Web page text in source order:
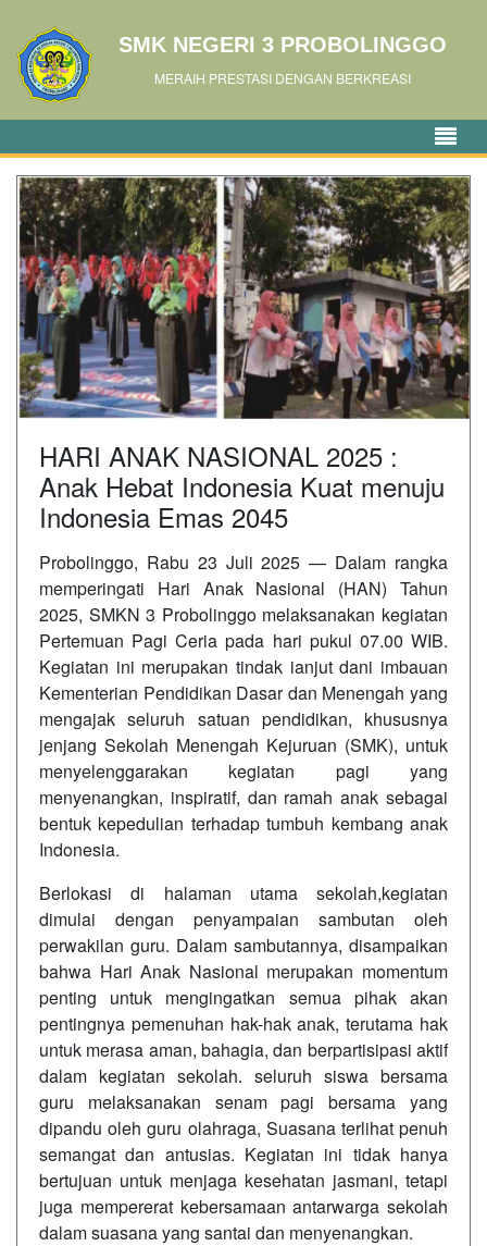
SMK NEGERI 3 PROBOLINGGO
MERAIH PRESTASI DENGAN BERKREASI
HARI ANAK NASIONAL 2025 :
Anak Hebat Indonesia Kuat menuju
Indonesia Emas 2045
Probolinggo, Rabu 23 Juli 2025 — Dalam rangka
memperingati Hari Anak Nasional (HAN) Tahun
2025, SMKN 3 Probolinggo melaksanakan kegiatan
Pertemuan Pagi Ceria pada hari pukul 07.00 WIB.
Kegiatan ini merupakan tindak ianjut dani imbauan
Kementerian Pendidikan Dasar dan Menengah yang
mengajak seluruh satuan pendidikan, khususnya
jenjang Sekolah Menengah Kejuruan (SMK), untuk
menyelenggarakan kegiatan pagi yang
menyenangkan, inspiratif, dan ramah anak sebagai
bentuk kepedulian terhadap tumbuh kembang anak
Indonesia.
Berlokasi di halaman utama sekolah,kegiatan
dimulai dengan penyampaian sambutan oleh
perwakilan guru. Dalam sambutannya, disampaikan
bahwa Hari Anak Nasional merupakan momentum
penting untuk mengingatkan semua pihak akan
pentingnya pemenuhan hak-hak anak, terutama hak
untuk merasa aman, bahagia, dan berpartisipasi aktif
dalam kegiatan sekolah. seluruh siswa bersama
guru melaksanakan senam pagi bersama yang
dipandu oleh guru olahraga, Suasana terlihat penuh
semangat dan antusias. Kegiatan ini tidak hanya
bertujuan untuk menjaga kesehatan jasmani, tetapi
juga mempererat kebersamaan antarwarga sekolah
dalam suasana yang santai dan menyenangkan.